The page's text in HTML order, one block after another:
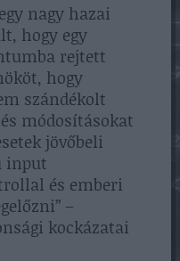
nagy hazai
hogy egy
rejtett
hogy
szándékolt
módosításokat
jövőbeli
input
és emberi
–
kockázatai